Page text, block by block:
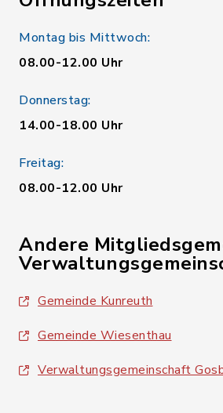
Montag bis Mittwoch:
08.00-12.00 Uhr
Donnerstag:
14.00-18.00 Uhr
Freitag:
08.00-12.00 Uhr
Andere
Gemeinde Kunreuth
Gemeinde Wiesenthau
Verwaltungsgemeinschaft